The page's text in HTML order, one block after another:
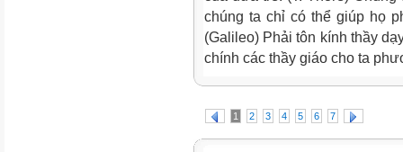
chúng ta chỉ có thể giúp họ
(Galileo) Phải tôn kính thầy
chính các thầy giáo cho ta
1 2 3 4 5 6 7